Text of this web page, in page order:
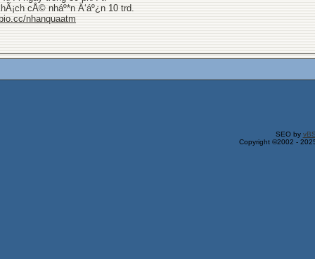
cÅ© nháº*n Ä‘áº¿n 10 trd.
nhanquaatm
SEO by
Copyright ©2002 -